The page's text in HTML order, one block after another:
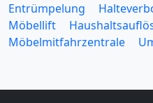
Entrümpelung
Möbellift
Möbelmitfahrzentrale